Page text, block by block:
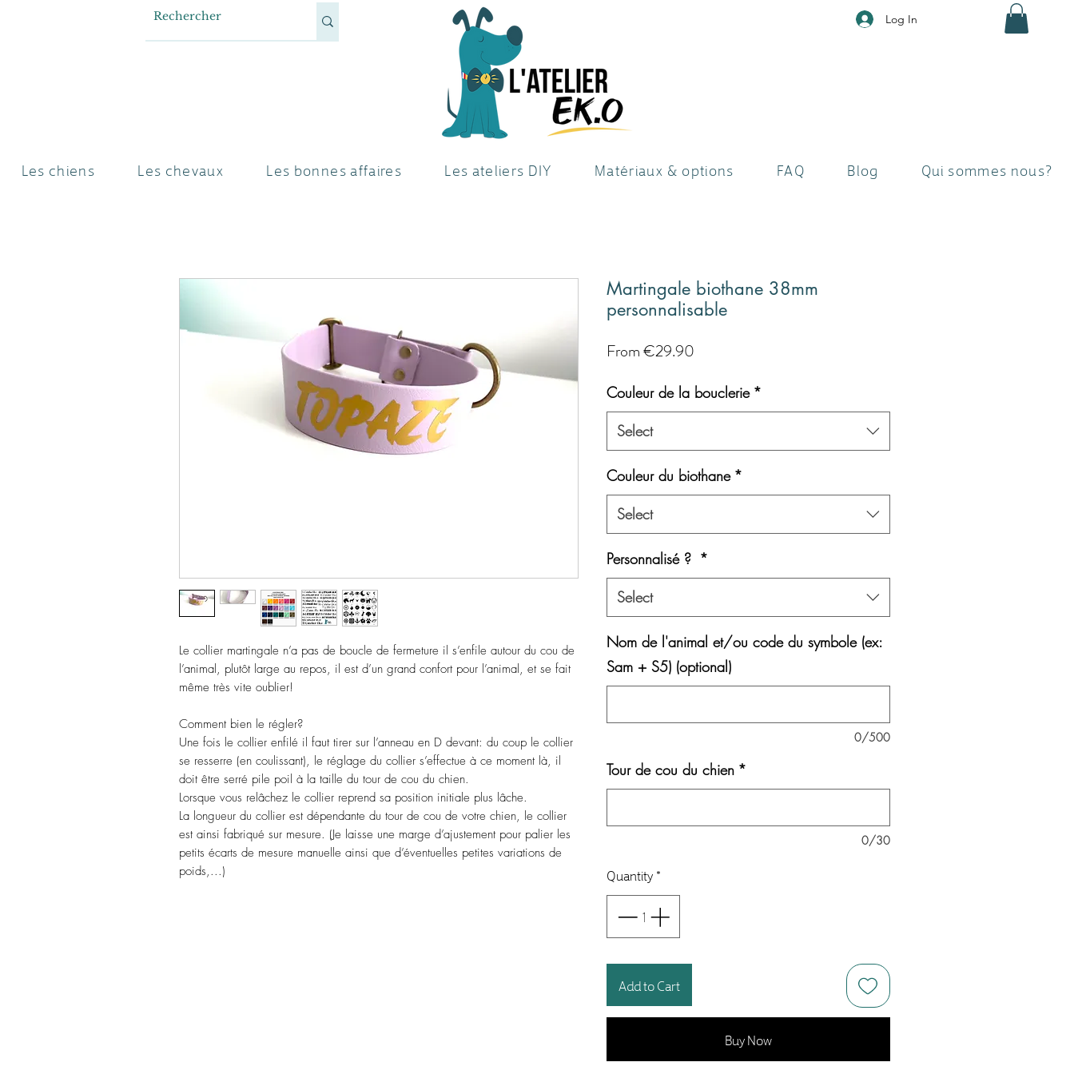
Log In
Les chiens Les chevaux Les bonnes affaires Les ateliers DIY Matériaux & options FAQ Blog Qui sommes nous?
Le collier martingale n’a pas de boucle de fermeture il s’enfile autour du cou de
l’animal, plutôt large au repos, il est d’un grand confort pour l’animal, et se fait
même très vite oublier!
Comment bien le régler?
Une fois le collier enfilé il faut tirer sur l’anneau en D devant: du coup le collier
se resserre (en coulissant), le réglage du collier s’effectue à ce moment là, il
doit être serré pile poil à la taille du tour de cou du chien.
Lorsque vous relâchez le collier reprend sa position initiale plus lâche.
La longueur du collier est dépendante du tour de cou de votre chien, le collier
est ainsi fabriqué sur mesure. (Je laisse une marge d’ajustement pour palier les
petits écarts de mesure manuelle ainsi que d’éventuelles petites variations de
poids,...)
Martingale biothane 38mm
personnalisable
From€29.90
Couleur de la bouclerie *
Select
Couleur du biothane *
Select
Personnalisé ? *
Select
Nom de l'animal et/ou code du symbole (ex:
Sam + S5) (optional)
0/500
Tour de cou du chien *
0/30
Quantity*
Add to Cart
Buy Now